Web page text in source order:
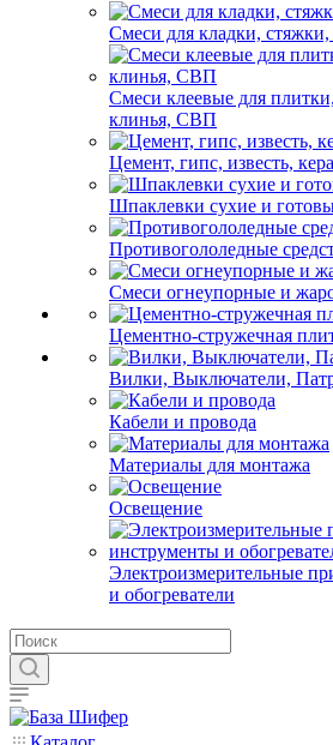
Смеси для кладки,
Смеси клеевые для
клинья, СВП
Цемент, гипс, известь,
Шпаклевки сухие и
Противогололедные
Смеси огнеупорные и
Цементно-стружечная
Вилки, Выключатели,
Кабели и провода
Материалы для монтажа
Освещение
Электроизмерительные
и обогреватели